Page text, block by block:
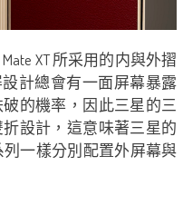
XT 所采用的内與外摺
計總會有一面屏幕暴露
的機率，因此三星的三
設計，這意味著三星的
列一樣分別配置外屏幕與